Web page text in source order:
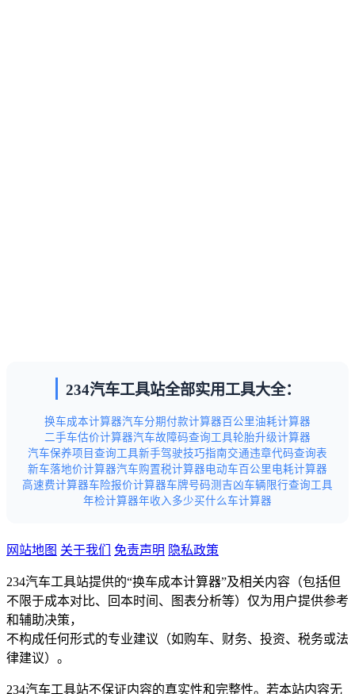
234汽车工具站全部实用工具大全：
换车成本计算器汽车分期付款计算器百公里油耗计算器
二手车估价计算器汽车故障码查询工具轮胎升级计算器
汽车保养项目查询工具新手驾驶技巧指南交通违章代码查询表
新车落地价计算器汽车购置税计算器电动车百公里电耗计算器
高速费计算器车险报价计算器车牌号码测吉凶车辆限行查询工具
年检计算器年收入多少买什么车计算器
网站地图 关于我们 免责声明 隐私政策
234汽车工具站提供的“换车成本计算器”及相关内容（包括但
不限于成本对比、回本时间、图表分析等）仅为用户提供参考
和辅助决策，
不构成任何形式的专业建议（如购车、财务、投资、税务或法
律建议）。
234汽车工具站不保证内容的真实性和完整性。若本站内容无